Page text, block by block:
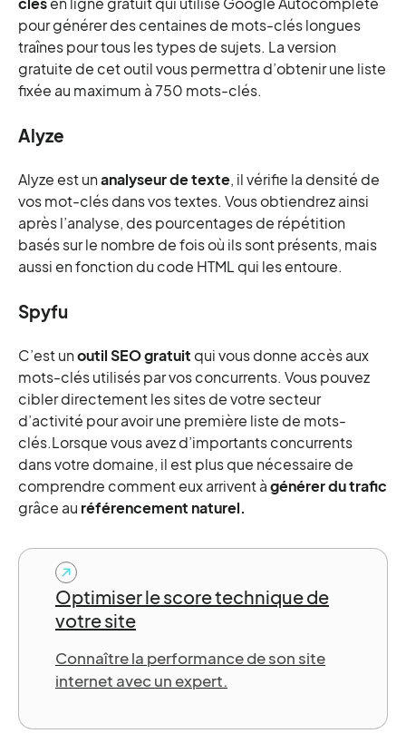
pour générer des centaines de mots-clés longues
traînes pour tous les types de sujets. La version
gratuite de cet outil vous permettra d’obtenir une liste
fixée au maximum à 750 mots-clés.
Alyze
Alyze est unanalyseur de texte, il vérifie la densité de
vos mot-clés dans vos textes. Vous obtiendrez ainsi
après l’analyse, des pourcentages de répétition
basés sur le nombre de fois où ils sont présents, mais
aussi en fonction du code HTML qui les entoure.
Spyfu
C’est unoutil SEO gratuit qui vous donne accès aux
mots-clés utilisés par vos concurrents. Vous pouvez
cibler directement les sites de votre secteur
d’activité pour avoir une première liste de mots-
clés.Lorsque vous avez d’importants concurrents
dans votre domaine, il est plus que nécessaire de
comprendre comment eux arrivent àgénérer du trafic
grâce au référencement naturel.
Optimiser le score technique de
votre site
Connaître la performance de son site
internet avec un expert.